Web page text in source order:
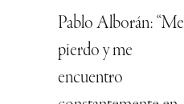
Pablo Alborán: “Me
pierdo y me
encuentro